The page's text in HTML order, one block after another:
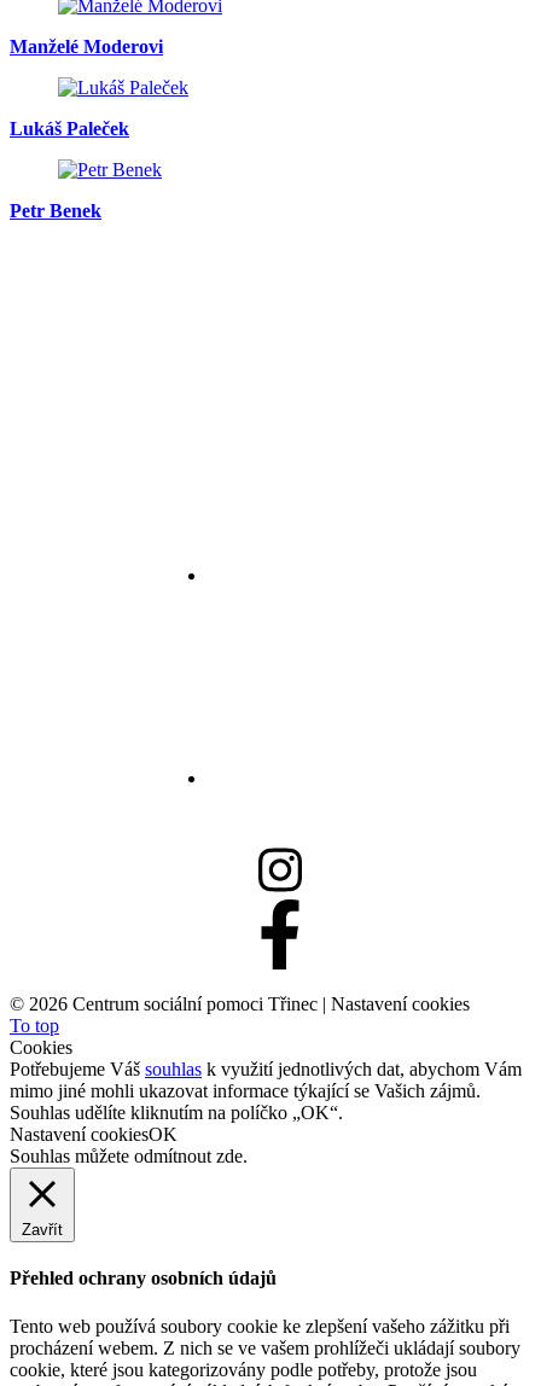
Manželé Moderovi
Lukáš Paleček
Petr Benek
© 2026 Centrum sociální pomoci Třinec | Nastavení cookies
To top
Cookies
Potřebujeme Váš souhlas k využití jednotlivých dat, abychom Vám
mimo jiné mohli ukazovat informace týkající se Vašich zájmů.
Souhlas udělíte kliknutím na políčko „OK“.
Nastavení cookiesOK
Souhlas můžete odmítnout zde.
Zavřít
Přehled ochrany osobních údajů
Tento web používá soubory cookie ke zlepšení vašeho zážitku při
procházení webem. Z nich se ve vašem prohlížeči ukládají soubory
cookie, které jsou kategorizovány podle potřeby, protože jsou